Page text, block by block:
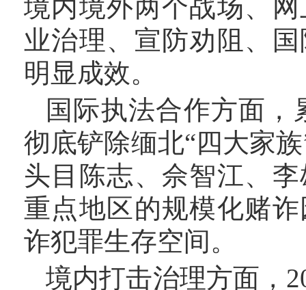
境内境外两个战场、
业治理、宣防劝阻、
明显成效。
国际执法合作方面，
彻底铲除缅北“四大家
头目陈志、佘智江、
重点地区的规模化赌
诈犯罪生存空间。
境内打击治理方面，